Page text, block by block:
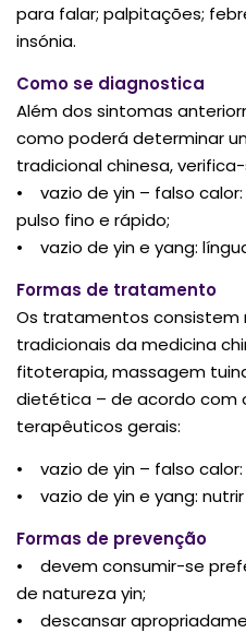
para falar; palpitações;
insónia.
Como se diagnostica
Além dos sintomas
como poderá determinar
tradicional chinesa,
• vazio de yin – falso
pulso fino e rápido;
• vazio de yin e yang:
Formas de tratamento
Os tratamentos
tradicionais da medicina
fitoterapia, massagem
dietética – de acordo com
terapêuticos gerais:
• vazio de yin – falso calor:
• vazio de yin e yang:
Formas de prevenção
• devem consumir-se
de natureza yin;
• descansar